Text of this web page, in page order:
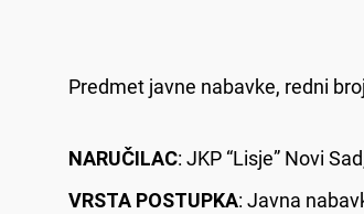
Predmet javne nabavke, redni broj
NARUČILAC: JKP “Lisje” Novi
VRSTA POSTUPKA: Javna